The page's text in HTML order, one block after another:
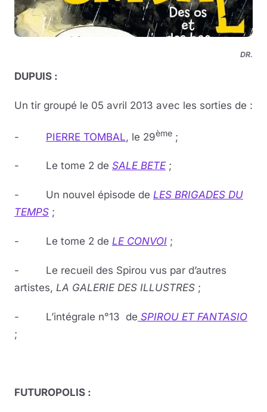
DR.
DUPUIS :
Un tir groupé le 05 avril 2013 avec les sorties de :
- PIERRE TOMBAL, le 29ème ;
- Le tome 2 de SALE BETE;
- Un nouvel épisode de LES BRIGADES DU
TEMPS ;
- Le tome 2 de LE CONVOI ;
- Le recueil des Spirou vus par d’autres
artistes, LA GALERIEDES ILLUSTRES ;
- L’intégrale n°13 de SPIROU ET FANTASIO
;
FUTUROPOLIS :